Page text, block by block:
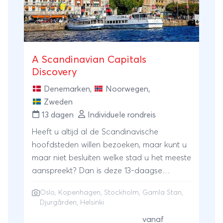
Bekend zijn het Kattegat, Skagerak, de Kleine Belt
en de Grote Belt. Hier vind je kleine, smalle
strandjes. Soms van gras en zand, de andere keer
van kiezelsteentjes. Het water is erg rustig en loopt
er geleidelijk af, dus ideaal om lekker te
zwemmen en spelen in het water.
A Scandinavian Capitals
Discovery
Denemarken, Noorwegen,
Zweden
13 dagen
Individuele rondreis
Heeft u altijd al de Scandinavische
hoofdsteden willen bezoeken, maar kunt u
maar niet besluiten welke stad u het meeste
aanspreekt? Dan is deze 13-daagse
perfecte reis voor u! U start deze reis in
Oslo, Kopenhagen, Stockholm, Gamla Stan,
Djurgården, Helsinki
vanaf